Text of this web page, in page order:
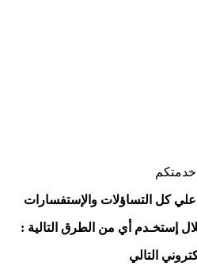
خدمتكم
علي كل التساؤلات والإستفسارات
إستخـدم أي من الطرق التالية :
التالي